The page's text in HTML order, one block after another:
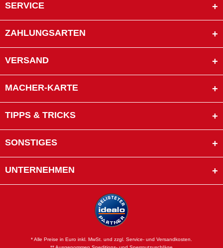
SERVICE
ZAHLUNGSARTEN
VERSAND
MACHER-KARTE
TIPPS & TRICKS
SONSTIGES
UNTERNEHMEN
* Alle Preise in Euro inkl. MwSt. und zzgl. Service- und Versandkosten.